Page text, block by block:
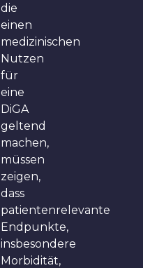
die
einen
medizinischen
Nutzen
für
eine
DiGA
geltend
machen,
müssen
zeigen,
dass
patientenrelevante
Endpunkte,
insbesondere
Morbidität,